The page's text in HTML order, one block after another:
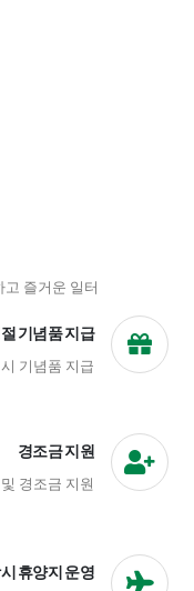
즐거운 일터
기념품 지급
기념품 지급
경조금 지원
경조금 지원
휴양지 운영